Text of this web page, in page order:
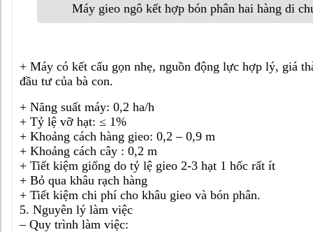
Máy gieo ngô kết hợp bón phân hai hàng di
+ Máy có kết cấu gọn nhẹ, nguồn động lực hợp lý, giá
đầu tư của bà con.
+ Năng suất máy: 0,2 ha/h
+ Tỷ lệ vỡ hạt: ≤ 1%
+ Khoảng cách hàng gieo: 0,2 – 0,9 m
+ Khoảng cách cây : 0,2 m
+ Tiết kiệm giống do tỷ lệ gieo 2-3 hạt 1 hốc rất ít
+ Bỏ qua khâu rạch hàng
+ Tiết kiệm chi phí cho khâu gieo và bón phân.
5. Nguyên lý làm việc
– Quy trình làm việc: